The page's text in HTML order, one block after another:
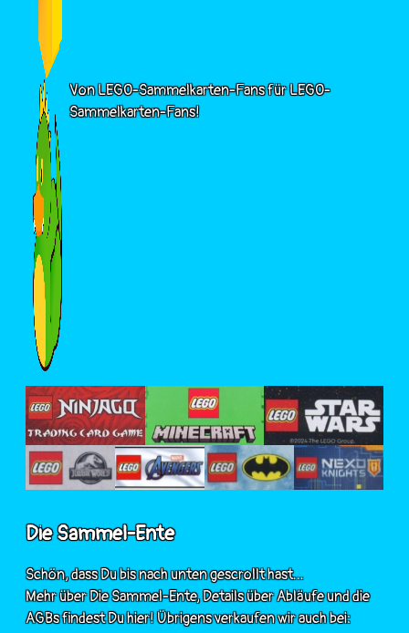
Von LEGO-Sammelkarten-Fans für LEGO-
Sammelkarten-Fans!
Die Sammel-Ente
Schön, dass Du bis nach unten gescrollt hast...
Mehr über Die Sammel-Ente, Details über Abläufe und die
AGBs findest Du hier! Übrigens verkaufen wir auch bei: